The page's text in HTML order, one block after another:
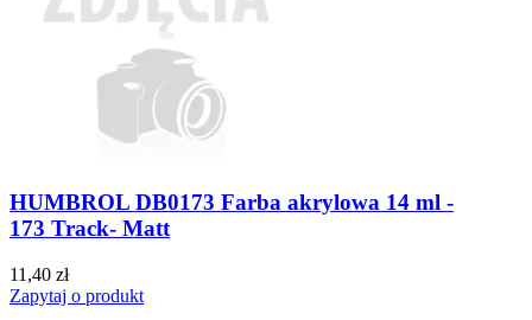
HUMBROL DB0173 Farba akrylowa 14 ml -
173 Track- Matt
11,40 zł
Zapytaj o produkt